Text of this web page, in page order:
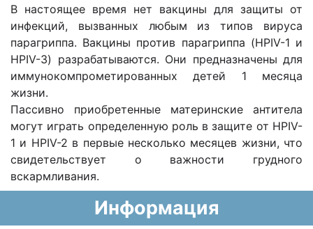
В настоящее время нет вакцины для защиты от
инфекций, вызванных любым из типов вируса
парагриппа. Вакцины против парагриппа (HPIV-1 и
HPIV-3) разрабатываются. Они предназначены для
иммунокомпрометированных детей 1 месяца
жизни.
Пассивно приобретенные материнские антитела
могут играть определенную роль в защите от HPIV-
1 и HPIV-2 в первые несколько месяцев жизни, что
свидетельствует о важности грудного
вскармливания.
Информация